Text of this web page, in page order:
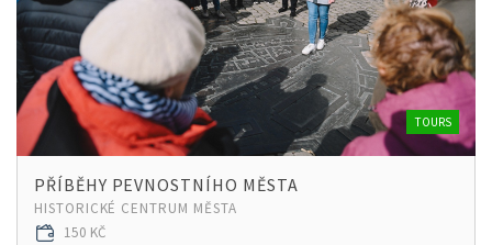
TOURS
PŘÍBĚHY PEVNOSTNÍHO MĚSTA
HISTORICKÉ CENTRUM MĚSTA
150 KČ